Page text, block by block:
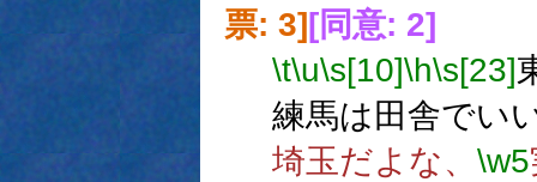
票: 3] [同意: 2]
\t\u\s[10]\h\s[23]
練馬は田舎でい
埼玉だよな、 \w5